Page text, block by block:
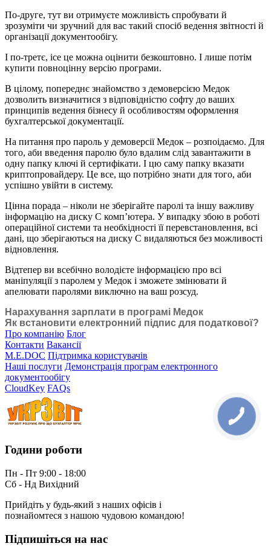
По-друге, тут ви отримуєте можливість спробувати й
зрозуміти чи зручний для вас такий спосіб ведення звітності й
організації документообігу.
І по-третє, ісе це можна оцінити безкоштовно. І лише потім
купити повноцінну версію програми.
В цілому, попереднє знайомство з демоверсією Медок
дозволить визначитися з відповідністю софту до ваших
принципів ведення бізнесу й особливостям оформлення
бухгалтерської документації.
На питання про пароль у демоверсії Медок – розпоідаємо. Для
того, аби введення паролю було вдалим слід завантажити в
одну папку ключі й сертифікати. І цю саму папку вказати
криптопровайдеру. Це все, що потрібно знати для того, аби
успішно увійти в систему.
Цінна порада – ніколи не зберігайте паролі та іншу важливу
інформацію на диску С комп’ютера. У випадку збою в роботі
операційної системи та необхідності її перевстановлення, всі
дані, що зберігаються на диску С видаляються без можливості
відновлення.
Відтепер ви всебічно володієте інформацією про всі
маніпуляції з паролем у Медок і зможете змінювати й
апелювати паролями виключно на ваш розсуд.
Нарахування зарплати в програмі Медок
Як встановити електронний підпис для податкової?
Про компанію Блог
Контакти Вакансії
M.E.DOC Підтримка користувачів
Наші послуги Демонстрація програм електронного
документообігу
CloudKey FAQs
Години роботи
Пн - Пт 9:00 - 18:00
Сб - Нд Вихідний
Прийдіть у будь-який з наших офісів і
познайомтеся з нашою чудовою командою!
Підпишіться на нас